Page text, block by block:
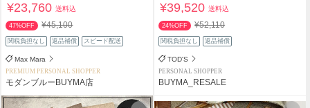
¥23,760送料込
47%OFF ¥45,100
関税負担なし 返品補償 スピード配送
Max Mara
PREMIUM PERSONAL SHOPPER
モダンブルーBUYMA店
¥39,520送料込
24%OFF ¥52,110
関税負担なし 返品補償
TOD'S
PERSONAL SHOPPER
BUYMA_RESALE